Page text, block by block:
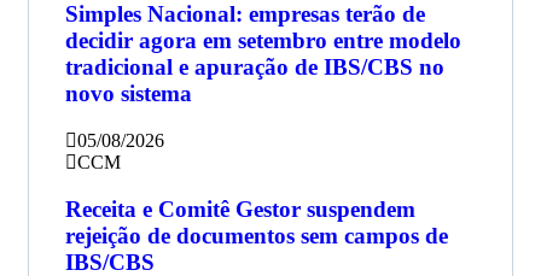
Simples Nacional: empresas terão de
decidir agora em setembro entre modelo
tradicional e apuração de IBS/CBS no
novo sistema
05/08/2026
CCM
Receita e Comitê Gestor suspendem
rejeição de documentos sem campos de
IBS/CBS